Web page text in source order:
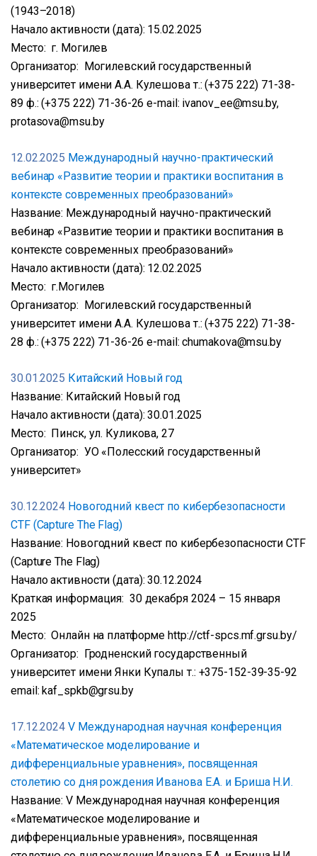
(1943–2018)
Начало активности (дата): 15.02.2025
Место: г. Могилев
Организатор: Могилевский государственный
университет имени А.А. Кулешова т.: (+375 222) 71-38-
89 ф.: (+375 222) 71-36-26 е-mail: ivanov_ee@msu.by,
protasova@msu.by
12.02.2025 Международный научно-практический
вебинар «Развитие теории и практики воспитания в
контексте современных преобразований»
Название: Международный научно-практический
вебинар «Развитие теории и практики воспитания в
контексте современных преобразований»
Начало активности (дата): 12.02.2025
Место: г.Могилев
Организатор: Могилевский государственный
университет имени А.А. Кулешова т.: (+375 222) 71-38-
28 ф.: (+375 222) 71-36-26 е-mail: chumakova@msu.by
30.01.2025 Китайский Новый год
Название: Китайский Новый год
Начало активности (дата): 30.01.2025
Место: Пинск, ул. Куликова, 27
Организатор: УО «Полесский государственный
университет»
30.12.2024 Новогодний квест по кибербезопасности
CTF (Capture The Flag)
Название: Новогодний квест по кибербезопасности CTF
(Capture The Flag)
Начало активности (дата): 30.12.2024
Краткая информация: 30 декабря 2024 – 15 января
2025
Место: Онлайн на платформе http://ctf-spcs.mf.grsu.by/
Организатор: Гродненский государственный
университет имени Янки Купалы т.: +375-152-39-35-92
email: kaf_spkb@grsu.by
17.12.2024 V Международная научная конференция
«Математическое моделирование и
дифференциальные уравнения», посвященная
столетию со дня рождения Иванова Е.А. и Бриша Н.И.
Название: V Международная научная конференция
«Математическое моделирование и
дифференциальные уравнения», посвященная